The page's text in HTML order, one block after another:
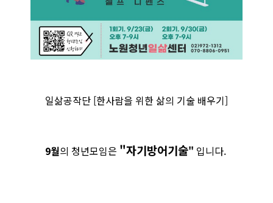
일삶공작단 [한사람을 위한 삶의 기술 배우기]
9월의 청년모임은 "자기방어기술" 입니다.